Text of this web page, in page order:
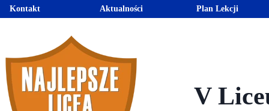
V
Plan Lekcji
Aktualności
Kontakt